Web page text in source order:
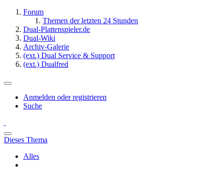
Forum
Themen der letzten 24 Stunden
Dual-Plattenspieler.de
Dual-Wiki
Archiv-Galerie
(ext.) Dual Service & Support
(ext.) Dualfred
Anmelden oder registrieren
Suche
Dieses Thema
Alles